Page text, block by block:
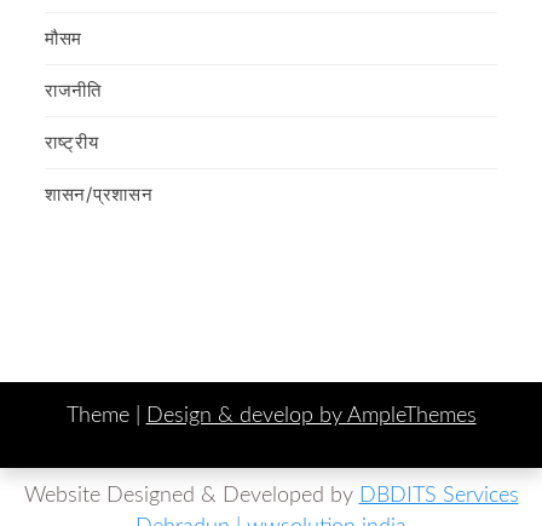
मौसम
राजनीति
राष्ट्रीय
शासन/प्रशासन
Theme | Design & develop by AmpleThemes
Website Designed & Developed by DBDITS Services